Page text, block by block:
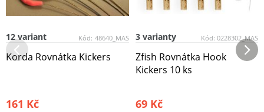
Kód: 48640_MAS
12 variant
Korda Rovnátka Kickers
161 Kč
Kód: 0228302_MAS
3 varianty
Zfish Rovnátka Hook
Kickers 10 ks
69 Kč